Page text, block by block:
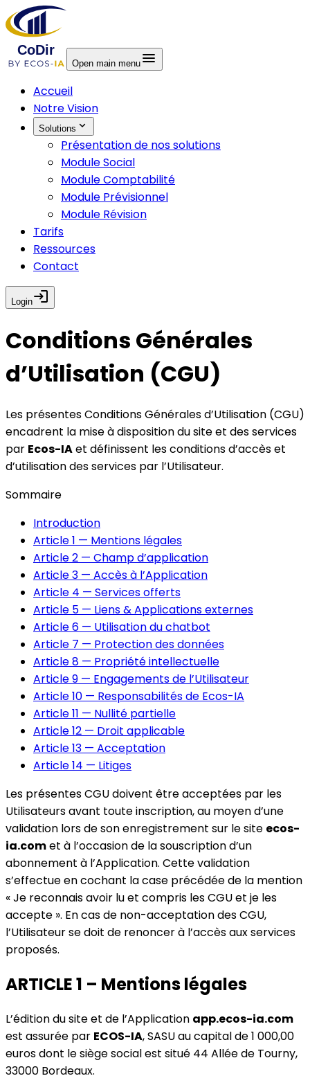
Open main menu menu
Accueil
Notre Vision
Solutions expand_more
Présentation de nos solutions
Module Social
Module Comptabilité
Module Prévisionnel
Module Révision
Tarifs
Ressources
Contact
Loginlogin
Conditions Générales
d’Utilisation (CGU)
Les présentes Conditions Générales d’Utilisation (CGU)
encadrent la mise à disposition du site et des services
par Ecos-IAet définissent les conditions d’accès et
d’utilisation des services par l’Utilisateur.
Sommaire
Introduction
Article 1 — Mentions légales
Article 2 — Champ d’application
Article 3 — Accès à l’Application
Article 4 — Services offerts
Article 5 — Liens & Applications externes
Article 6 — Utilisation du chatbot
Article 7 — Protection des données
Article 8 — Propriété intellectuelle
Article 9 — Engagements de l’Utilisateur
Article 10 — Responsabilités de Ecos-IA
Article 11 — Nullité partielle
Article 12 — Droit applicable
Article 13 — Acceptation
Article 14 — Litiges
Les présentes CGU doivent être acceptées par les
Utilisateurs avant toute inscription, au moyen d’une
validation lors de son enregistrement sur le site ecos-
ia.comet à l’occasion de la souscription d’un
abonnement à l’Application. Cette validation
s’effectue en cochant la case précédée de la mention
« Je reconnais avoir lu et compris les CGU et je les
accepte ». En cas de non-acceptation des CGU,
l’Utilisateur se doit de renoncer à l’accès aux services
proposés.
ARTICLE 1 – Mentions légales
L’édition du site et de l’Application app.ecos-ia.com
est assurée par ECOS-IA, SASU au capital de 1 000,00
euros dont le siège social est situé 44 Allée de Tourny,
33000 Bordeaux.